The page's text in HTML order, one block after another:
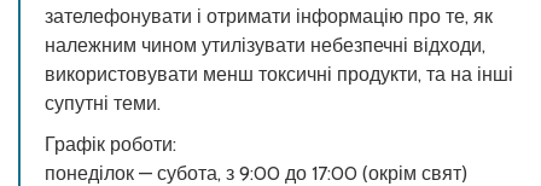
зателефонувати і отримати інформацію про те, як
належним чином утилізувати небезпечні відходи,
використовувати менш токсичні продукти, та на інші
супутні теми.
Графік роботи:
понеділок — субота, з 9:00 до 17:00 (окрім свят)